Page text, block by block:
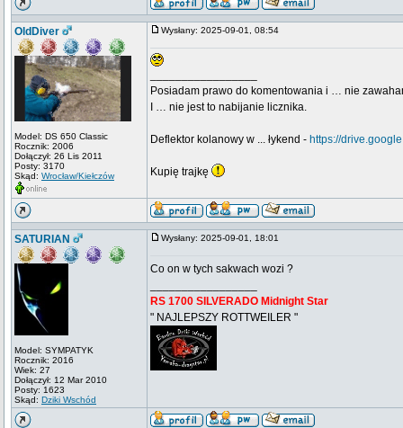
OldDiver
Model: DS 650 Classic
Rocznik: 2006
Dołączył: 26 Lis 2011
Posty: 3170
Skąd: Wrocław/Kiełczów
Wysłany: 2025-09-01, 08:54
Posiadam prawo do komentowania i … nie
I … nie jest to nabijanie licznika.
Deflektor kolanowy w ... łykend - https://
Kupię trajkę
SATURIAN
Model: SYMPATYK
Rocznik: 2016
Wiek: 27
Dołączył: 12 Mar 2010
Posty: 1623
Skąd: Dziki Wschód
Wysłany: 2025-09-01, 18:01
Co on w tych sakwach wozi ?
RS 1700 SILVERADO Midnight Star
" NAJLEPSZY ROTTWEILER "